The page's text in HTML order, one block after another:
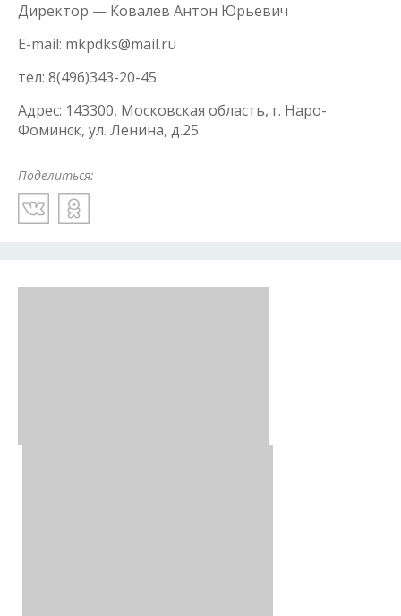
Директор — Ковалев Антон Юрьевич
E-mail: mkpdks@mail.ru
тел: 8(496)343-20-45
Адрес: 143300, Московская область, г. Наро-
Фоминск, ул. Ленина, д.25
Поделиться: